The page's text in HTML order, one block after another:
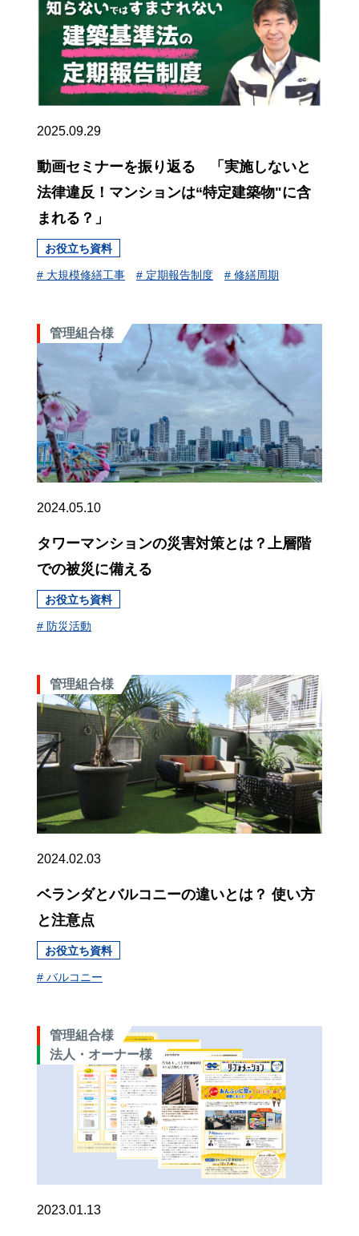
2025.09.29
動画セミナーを振り返る 「実施しないと
法律違反！マンションは“特定建築物"に含
まれる？」
お役立ち資料
# 大規模修繕工事 # 定期報告制度 # 修繕周期
管理組合様
2024.05.10
タワーマンションの災害対策とは？上層階
での被災に備える
お役立ち資料
# 防災活動
管理組合様
2024.02.03
ベランダとバルコニーの違いとは？ 使い方
と注意点
お役立ち資料
# バルコニー
管理組合様
法人・オーナー様
2023.01.13